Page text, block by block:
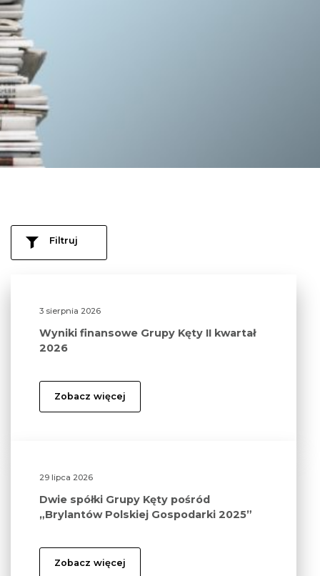
Filtruj
3 sierpnia 2026
Wyniki finansowe Grupy Kęty II kwartał
2026
Zobacz więcej
29 lipca 2026
Dwie spółki Grupy Kęty pośród
„Brylantów Polskiej Gospodarki 2025”
Zobacz więcej